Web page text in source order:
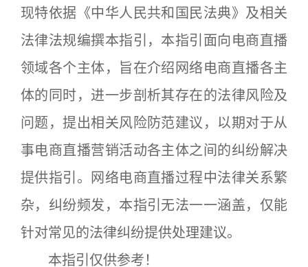
现特依据《中华人民共和国民法典》及相关
法律法规编撰本指引，本指引面向电商直播
领域各个主体，旨在介绍网络电商直播各主
体的同时，进一步剖析其存在的法律风险及
问题，提出相关风险防范建议，以期对于从
事电商直播营销活动各主体之间的纠纷解决
提供指引。网络电商直播过程中法律关系繁
杂，纠纷频发，本指引无法一一涵盖，仅能
针对常见的法律纠纷提供处理建议。
本指引仅供参考！